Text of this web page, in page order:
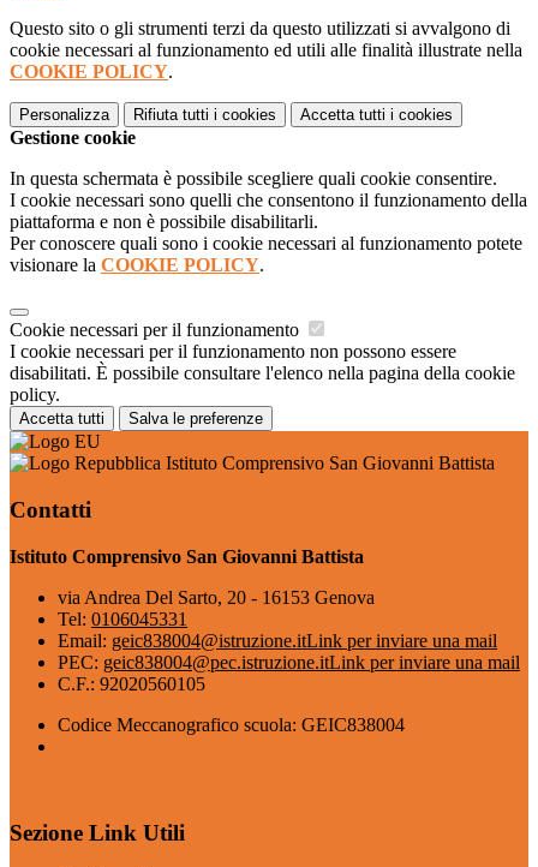
Questo sito o gli strumenti terzi da questo utilizzati si avvalgono di
cookie necessari al funzionamento ed utili alle finalità illustrate nella
COOKIE POLICY.
Personalizza Rifiuta tutti i cookies Accetta tutti i cookies
Gestione cookie
In questa schermata è possibile scegliere quali cookie consentire.
I cookie necessari sono quelli che consentono il funzionamento della
piattaforma e non è possibile disabilitarli.
Per conoscere quali sono i cookie necessari al funzionamento potete
visionare la COOKIE POLICY.
Cookie necessari per il funzionamento
I cookie necessari per il funzionamento non possono essere
disabilitati. È possibile consultare l'elenco nella pagina della cookie
policy.
Accetta tutti Salva le preferenze
Istituto Comprensivo San Giovanni Battista
Contatti
Istituto Comprensivo San Giovanni Battista
via Andrea Del Sarto, 20 - 16153 Genova
Tel: 0106045331
Email: geic838004@istruzione.itLink per inviare una mail
PEC: geic838004@pec.istruzione.itLink per inviare una mail
C.F.: 92020560105
Codice Meccanografico scuola: GEIC838004
Sezione Link Utili